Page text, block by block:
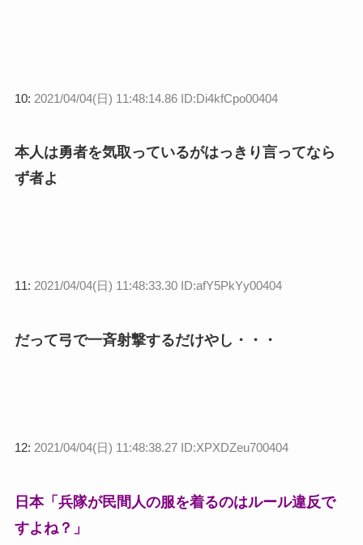
10: 2021/04/04(日) 11:48:14.86 ID:Di4kfCpo00404
本人は勇者を気取っているがはっきり言ってなら
ず者よ
11: 2021/04/04(日) 11:48:33.30 ID:afY5PkYy00404
だって弓で一斉射撃するだけやし・・・
12: 2021/04/04(日) 11:48:38.27 ID:XPXDZeu700404
日本「兵隊が民間人の服を着るのはルール違反で
すよね？」